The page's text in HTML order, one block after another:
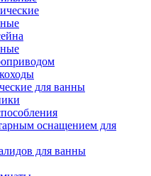
для ванны
оснащением для
для ванны